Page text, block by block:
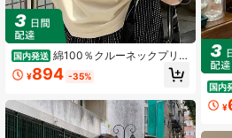
国内発送 綿100％クルーネックプリン
ト半袖Tシャツ、女性用新作夏服、ス
タイリッシュなゆったりカジュアル
¥894 -35%
国内
プ
服、
¥